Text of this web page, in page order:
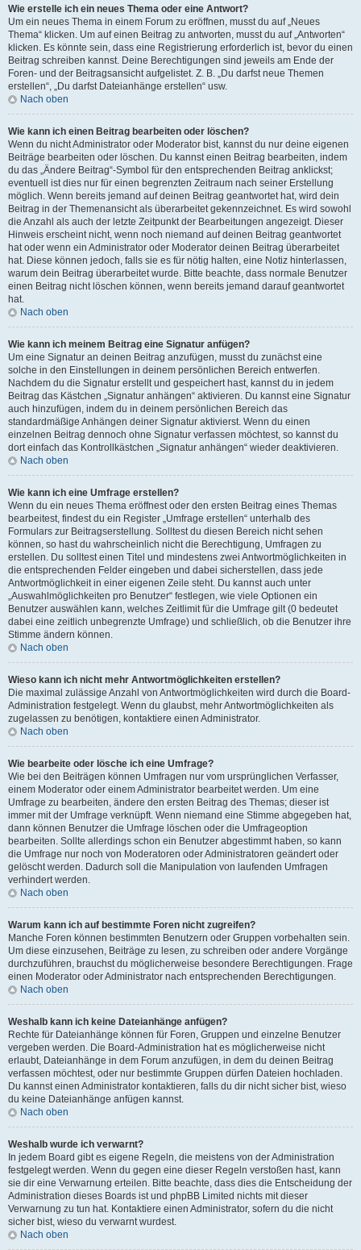
Wie erstelle ich ein neues Thema oder eine Antwort?
Um ein neues Thema in einem Forum zu eröffnen, musst du auf „Neues
Thema“ klicken. Um auf einen Beitrag zu antworten, musst du auf „Antworten“
klicken. Es könnte sein, dass eine Registrierung erforderlich ist, bevor du einen
Beitrag schreiben kannst. Deine Berechtigungen sind jeweils am Ende der
Foren- und der Beitragsansicht aufgelistet. Z. B. „Du darfst neue Themen
erstellen“, „Du darfst Dateianhänge erstellen“ usw.
Nach oben
Wie kann ich einen Beitrag bearbeiten oder löschen?
Wenn du nicht Administrator oder Moderator bist, kannst du nur deine eigenen
Beiträge bearbeiten oder löschen. Du kannst einen Beitrag bearbeiten, indem
du das „Ändere Beitrag“-Symbol für den entsprechenden Beitrag anklickst;
eventuell ist dies nur für einen begrenzten Zeitraum nach seiner Erstellung
möglich. Wenn bereits jemand auf deinen Beitrag geantwortet hat, wird dein
Beitrag in der Themenansicht als überarbeitet gekennzeichnet. Es wird sowohl
die Anzahl als auch der letzte Zeitpunkt der Bearbeitungen angezeigt. Dieser
Hinweis erscheint nicht, wenn noch niemand auf deinen Beitrag geantwortet
hat oder wenn ein Administrator oder Moderator deinen Beitrag überarbeitet
hat. Diese können jedoch, falls sie es für nötig halten, eine Notiz hinterlassen,
warum dein Beitrag überarbeitet wurde. Bitte beachte, dass normale Benutzer
einen Beitrag nicht löschen können, wenn bereits jemand darauf geantwortet
hat.
Nach oben
Wie kann ich meinem Beitrag eine Signatur anfügen?
Um eine Signatur an deinen Beitrag anzufügen, musst du zunächst eine
solche in den Einstellungen in deinem persönlichen Bereich entwerfen.
Nachdem du die Signatur erstellt und gespeichert hast, kannst du in jedem
Beitrag das Kästchen „Signatur anhängen“ aktivieren. Du kannst eine Signatur
auch hinzufügen, indem du in deinem persönlichen Bereich das
standardmäßige Anhängen deiner Signatur aktivierst. Wenn du einen
einzelnen Beitrag dennoch ohne Signatur verfassen möchtest, so kannst du
dort einfach das Kontrollkästchen „Signatur anhängen“ wieder deaktivieren.
Nach oben
Wie kann ich eine Umfrage erstellen?
Wenn du ein neues Thema eröffnest oder den ersten Beitrag eines Themas
bearbeitest, findest du ein Register „Umfrage erstellen“ unterhalb des
Formulars zur Beitragserstellung. Solltest du diesen Bereich nicht sehen
können, so hast du wahrscheinlich nicht die Berechtigung, Umfragen zu
erstellen. Du solltest einen Titel und mindestens zwei Antwortmöglichkeiten in
die entsprechenden Felder eingeben und dabei sicherstellen, dass jede
Antwortmöglichkeit in einer eigenen Zeile steht. Du kannst auch unter
„Auswahlmöglichkeiten pro Benutzer“ festlegen, wie viele Optionen ein
Benutzer auswählen kann, welches Zeitlimit für die Umfrage gilt (0 bedeutet
dabei eine zeitlich unbegrenzte Umfrage) und schließlich, ob die Benutzer ihre
Stimme ändern können.
Nach oben
Wieso kann ich nicht mehr Antwortmöglichkeiten erstellen?
Die maximal zulässige Anzahl von Antwortmöglichkeiten wird durch die Board-
Administration festgelegt. Wenn du glaubst, mehr Antwortmöglichkeiten als
zugelassen zu benötigen, kontaktiere einen Administrator.
Nach oben
Wie bearbeite oder lösche ich eine Umfrage?
Wie bei den Beiträgen können Umfragen nur vom ursprünglichen Verfasser,
einem Moderator oder einem Administrator bearbeitet werden. Um eine
Umfrage zu bearbeiten, ändere den ersten Beitrag des Themas; dieser ist
immer mit der Umfrage verknüpft. Wenn niemand eine Stimme abgegeben hat,
dann können Benutzer die Umfrage löschen oder die Umfrageoption
bearbeiten. Sollte allerdings schon ein Benutzer abgestimmt haben, so kann
die Umfrage nur noch von Moderatoren oder Administratoren geändert oder
gelöscht werden. Dadurch soll die Manipulation von laufenden Umfragen
verhindert werden.
Nach oben
Warum kann ich auf bestimmte Foren nicht zugreifen?
Manche Foren können bestimmten Benutzern oder Gruppen vorbehalten sein.
Um diese einzusehen, Beiträge zu lesen, zu schreiben oder andere Vorgänge
durchzuführen, brauchst du möglicherweise besondere Berechtigungen. Frage
einen Moderator oder Administrator nach entsprechenden Berechtigungen.
Nach oben
Weshalb kann ich keine Dateianhänge anfügen?
Rechte für Dateianhänge können für Foren, Gruppen und einzelne Benutzer
vergeben werden. Die Board-Administration hat es möglicherweise nicht
erlaubt, Dateianhänge in dem Forum anzufügen, in dem du deinen Beitrag
verfassen möchtest, oder nur bestimmte Gruppen dürfen Dateien hochladen.
Du kannst einen Administrator kontaktieren, falls du dir nicht sicher bist, wieso
du keine Dateianhänge anfügen kannst.
Nach oben
Weshalb wurde ich verwarnt?
In jedem Board gibt es eigene Regeln, die meistens von der Administration
festgelegt werden. Wenn du gegen eine dieser Regeln verstoßen hast, kann
sie dir eine Verwarnung erteilen. Bitte beachte, dass dies die Entscheidung der
Administration dieses Boards ist und phpBB Limited nichts mit dieser
Verwarnung zu tun hat. Kontaktiere einen Administrator, sofern du die nicht
sicher bist, wieso du verwarnt wurdest.
Nach oben